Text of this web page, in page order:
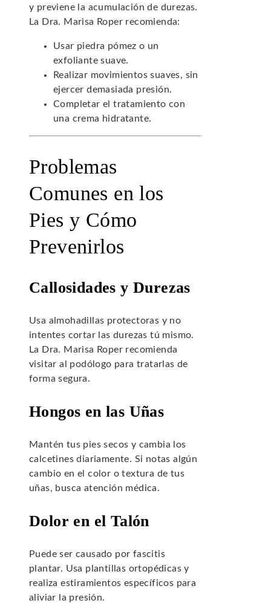
y previene la acumulación de durezas.
La Dra. Marisa Roper recomienda:
Usar piedra pómez o un
exfoliante suave.
Realizar movimientos suaves, sin
ejercer demasiada presión.
Completar el tratamiento con
una crema hidratante.
Problemas
Comunes en los
Pies y Cómo
Prevenirlos
Callosidades y Durezas
Usa almohadillas protectoras y no
intentes cortar las durezas tú mismo.
La Dra. Marisa Roper recomienda
visitar al podólogo para tratarlas de
forma segura.
Hongos en las Uñas
Mantén tus pies secos y cambia los
calcetines diariamente. Si notas algún
cambio en el color o textura de tus
uñas, busca atención médica.
Dolor en el Talón
Puede ser causado por fascitis
plantar. Usa plantillas ortopédicas y
realiza estiramientos específicos para
aliviar la presión.